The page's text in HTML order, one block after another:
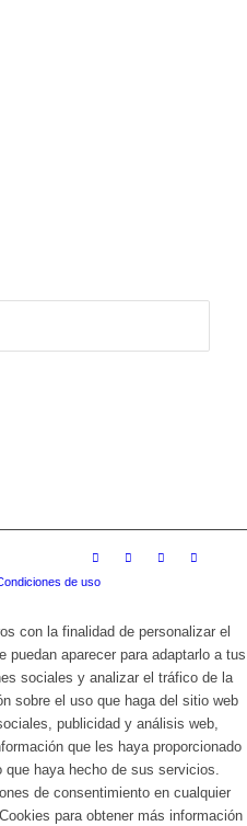
de uso
con la finalidad de personalizar el
puedan aparecer para adaptarlo a tus
sociales y analizar el tráfico de la
sobre el uso que haga del sitio web
publicidad y análisis web,
que les haya proporcionado
que haya hecho de sus servicios.
de consentimiento en cualquier
para obtener más información